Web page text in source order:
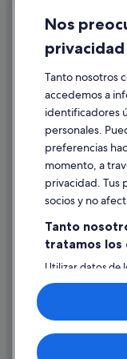
Pensiones en
Complejos turísticos
Complejos de pisos
Hoteles con bar en
Hoteles con
Best Western
Hoteles con wifi en
Independent
Condiciones de uso
Información legal/
Pautas sobre el
Ayuda
Cancelar un vuelo
Cancelar una reserva
Utilizar un cupón de
Documentos para
© 2026 Expedia, Inc.,
Nos
privacidad
Tanto nosotros
accedemos a
identificadores
personales.
preferencias
momento, a
privacidad. Tus
socios y no
Tanto
tratamos los
Utilizar datos de
activamente las
identificación.
y/o acceder a
medición de
audiencia y
Lista de